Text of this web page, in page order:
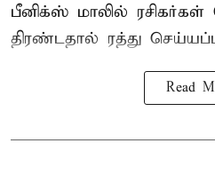
பீனிக்ஸ் மாலில் ரசிகர்கள்
திரண்டதால் ரத்து
Read